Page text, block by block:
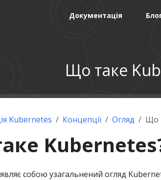
Документація
Що таке
Kubernetes Концепції Огляд Що
собою узагальнений огляд